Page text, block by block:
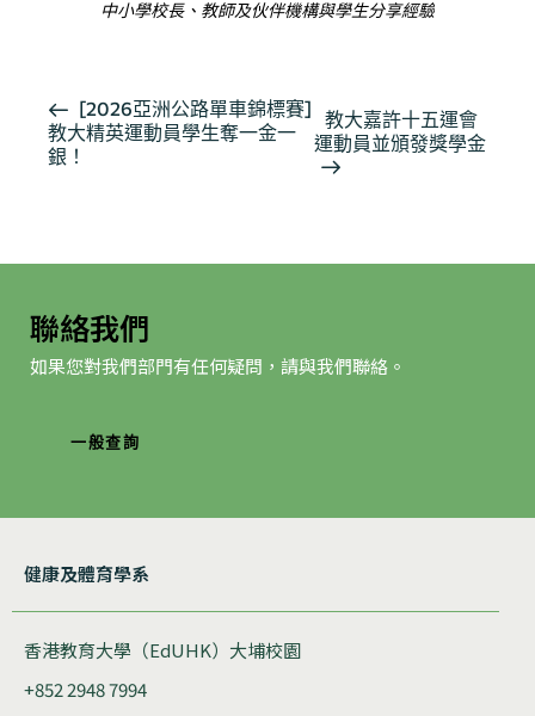
中小學校長、教師及伙伴機構與學生分享經驗
活
動
导
[2026亞洲公路單車錦標賽]
教大精英運動員學生奪一金一
銀！
教大嘉許十五運會
運動員並頒發獎學金
聯絡我們
如果您對我們部門有任何疑問，請與我們聯絡。
一般查詢
健康及體育學系
香港教育大學（EdUHK）大埔校園
+852 2948 7994